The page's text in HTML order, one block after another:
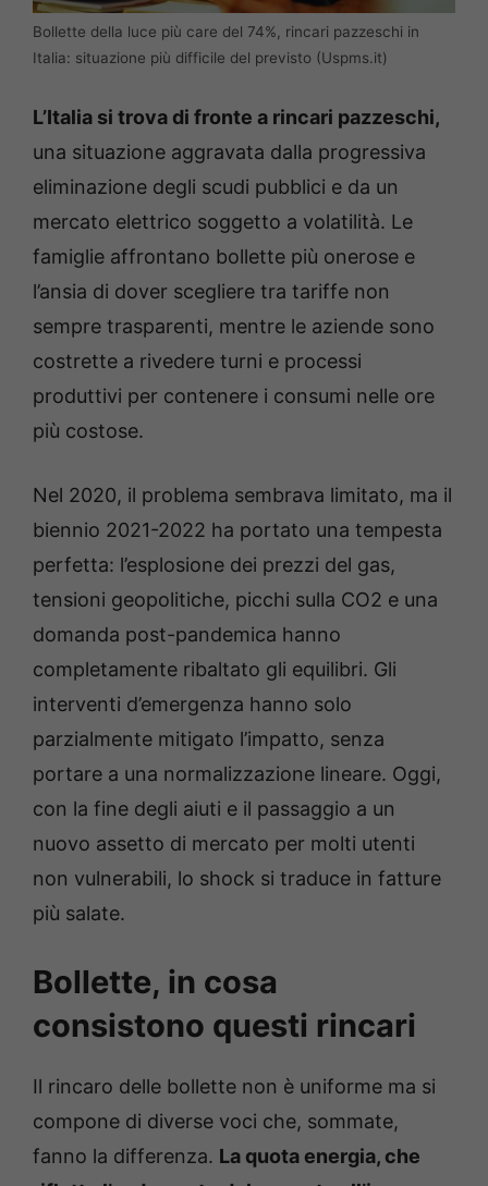
Bollette della luce più care del 74%, rincari pazzeschi in
Italia: situazione più difficile del previsto (Uspms.it)
L’Italia si trova di fronte a rincari pazzeschi,
una situazione aggravata dalla progressiva
eliminazione degli scudi pubblici e da un
mercato elettrico soggetto a volatilità. Le
famiglie affrontano bollette più onerose e
l’ansia di dover scegliere tra tariffe non
sempre trasparenti, mentre le aziende sono
costrette a rivedere turni e processi
produttivi per contenere i consumi nelle ore
più costose.
Nel 2020, il problema sembrava limitato, ma il
biennio 2021-2022 ha portato una tempesta
perfetta: l’esplosione dei prezzi del gas,
tensioni geopolitiche, picchi sulla CO2 e una
domanda post-pandemica hanno
completamente ribaltato gli equilibri. Gli
interventi d’emergenza hanno solo
parzialmente mitigato l’impatto, senza
portare a una normalizzazione lineare. Oggi,
con la fine degli aiuti e il passaggio a un
nuovo assetto di mercato per molti utenti
non vulnerabili, lo shock si traduce in fatture
più salate.
Bollette, in cosa
consistono questi rincari
Il rincaro delle bollette non è uniforme ma si
compone di diverse voci che, sommate,
fanno la differenza. La quota energia, che